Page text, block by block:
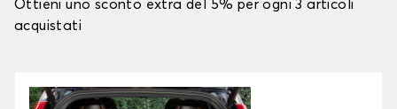
Ottieni uno sconto extra del 5% per ogni 3 articoli
acquistati